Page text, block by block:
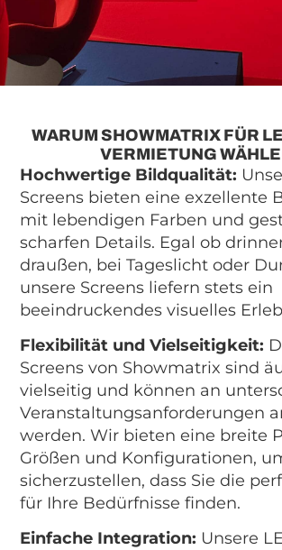
WARUM SHOWMATRIX FÜR
VERMIETUNG
Hochwertige Bildqualität:
Screens bieten eine exzellente
mit lebendigen Farben und
scharfen Details. Egal ob
draußen, bei Tageslicht oder
unsere Screens liefern stets ein
beeindruckendes visuelles
Flexibilität und Vielseitigkeit:
Screens von Showmatrix sind
vielseitig und können an
Veranstaltungsanforderungen
werden. Wir bieten eine breite
Größen und Konfigurationen,
sicherzustellen, dass Sie die
für Ihre Bedürfnisse finden.
Einfache Integration: Unsere